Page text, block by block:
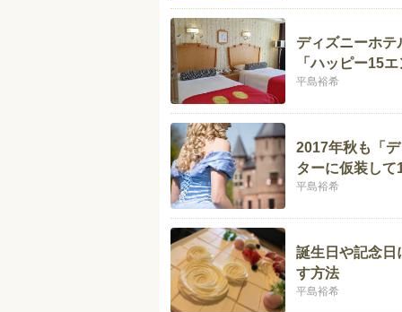
ディズニーホテ
「ハッピー15
平島裕希
2017年秋も「
ターに仮装して
平島裕希
誕生日や記念日
す方法
平島裕希